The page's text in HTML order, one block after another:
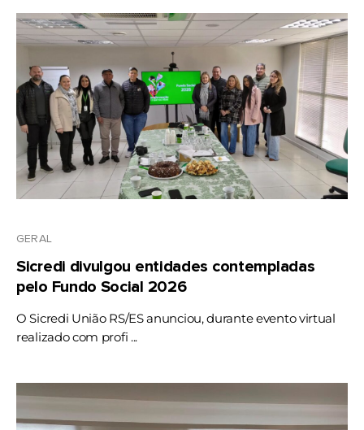
GERAL
Sicredi divulgou entidades contempladas
pelo Fundo Social 2026
O Sicredi União RS/ES anunciou, durante evento virtual
realizado com profi ...